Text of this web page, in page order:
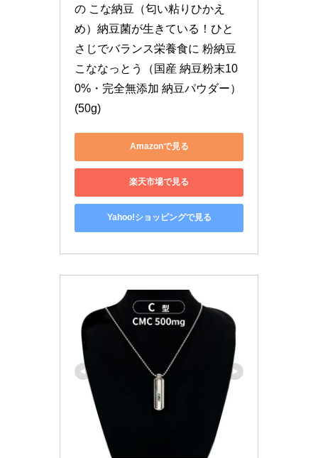
の こな納豆（匂い粘りひかえ
め）納豆菌が生きている！ひと
さじでバランス栄養食に 粉納豆
こななっとう（国産 納豆粉末10
0%・完全無添加 納豆パウダー）
(50g)
Amazonで見る
楽天市場で見る
Yahoo!ショッピングで見る